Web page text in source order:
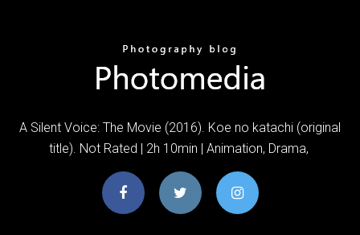
A Silent Voice: The Movie (2016). Koe no katachi (original
title). Not Rated | 2h 10min | Animation, Drama,